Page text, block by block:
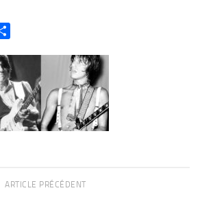
ARTICLE PRÉCÉDENT